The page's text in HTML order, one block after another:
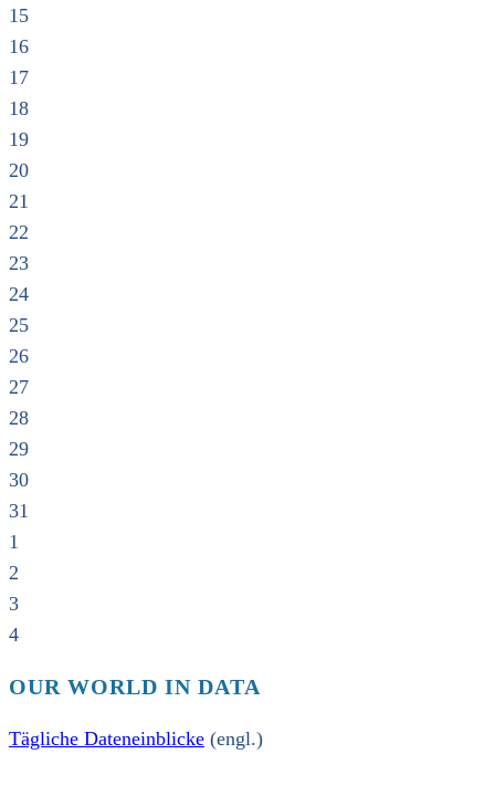
15
16
17
18
19
20
21
22
23
24
25
26
27
28
29
30
31
1
2
3
4
OUR WORLD IN DATA
Tägliche Dateneinblicke (engl.)